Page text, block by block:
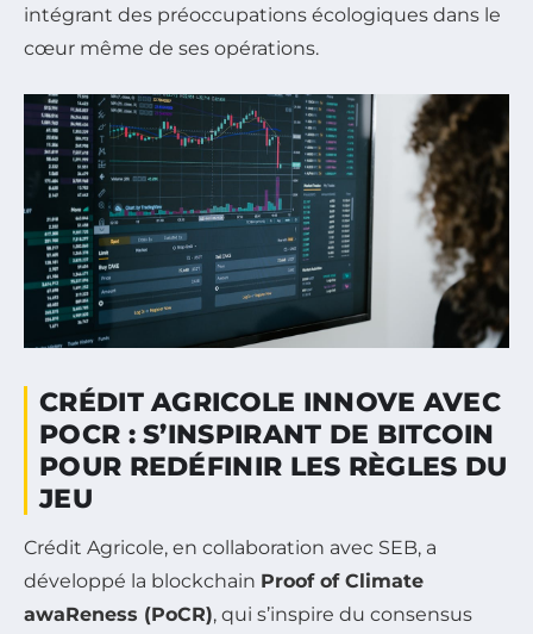
intégrant des préoccupations écologiques dans le
cœur même de ses opérations.
CRÉDIT AGRICOLE INNOVE AVEC
POCR : S’INSPIRANT DE BITCOIN
POUR REDÉFINIR LES RÈGLES DU
JEU
Crédit Agricole, en collaboration avec SEB, a
développé la blockchain Proof of Climate
awaReness (PoCR), qui s’inspire du consensus